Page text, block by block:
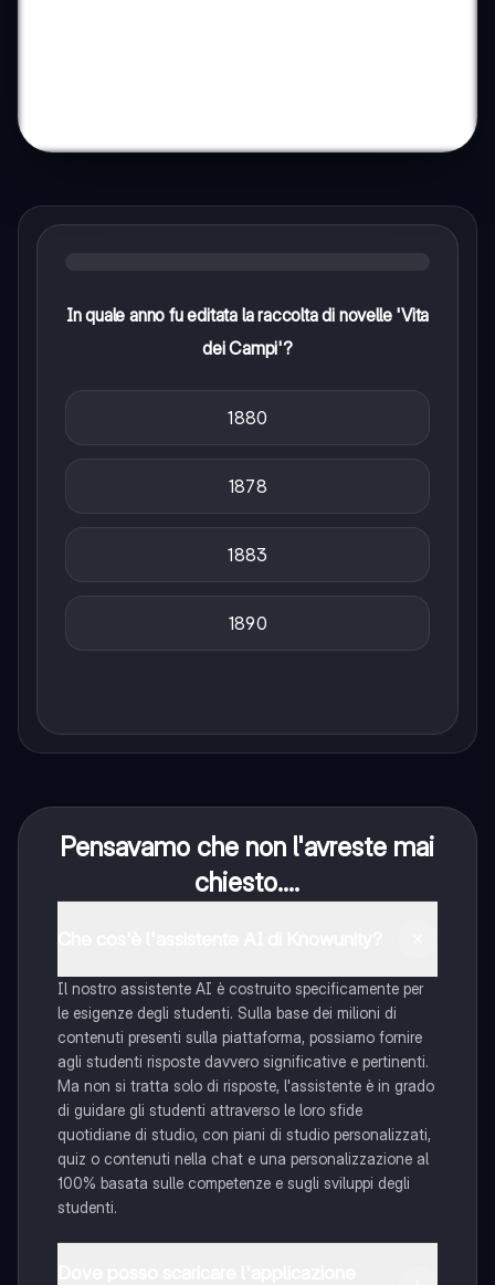
In quale anno fu editata la raccolta di novelle 'Vita
dei Campi'?
1880
1878
1883
1890
Pensavamo che non l'avreste mai
chiesto....
Il nostro assistente AI è costruito specificamente per
le esigenze degli studenti. Sulla base dei milioni di
contenuti presenti sulla piattaforma, possiamo fornire
agli studenti risposte davvero significative e pertinenti.
Ma non si tratta solo di risposte, l'assistente è in grado
di guidare gli studenti attraverso le loro sfide
quotidiane di studio, con piani di studio personalizzati,
quiz o contenuti nella chat e una personalizzazione al
100% basata sulle competenze e sugli sviluppi degli
studenti.